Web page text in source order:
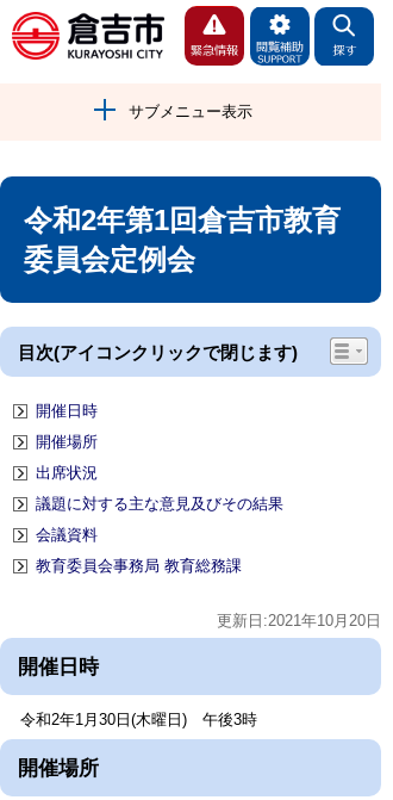
サブメニュー表示
令和2年第1回倉吉市教育
委員会定例会
目次(アイコンクリックで閉じます)
開催日時
開催場所
出席状況
議題に対する主な意見及びその結果
会議資料
教育委員会事務局 教育総務課
更新日:2021年10月20日
開催日時
令和2年1月30日(木曜日) 午後3時
開催場所